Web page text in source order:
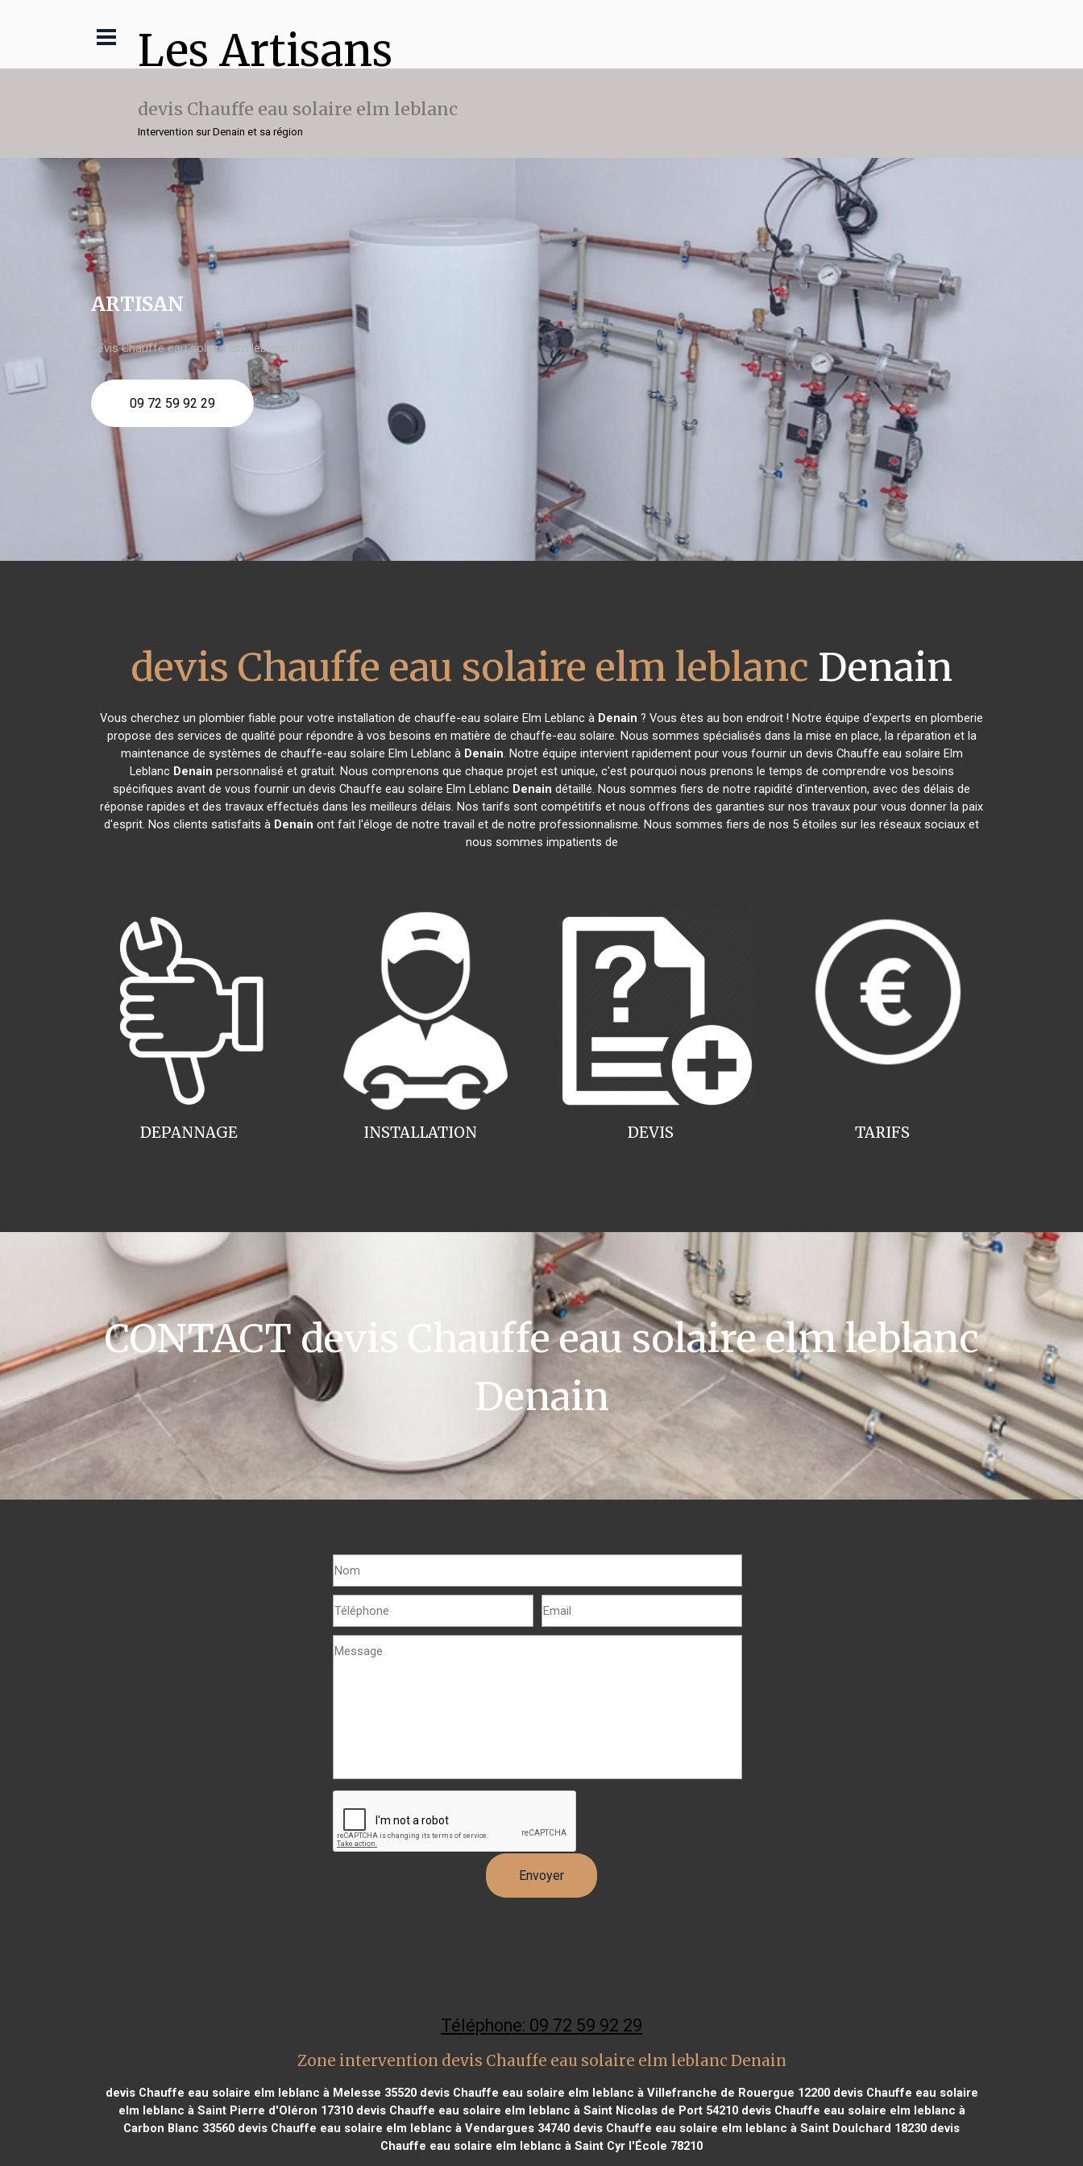
Les Artisans
devis Chauffe eau solaire elm leblanc
Intervention sur Denain et sa région
ARTISAN
devis Chauffe eau solaire elm leblanc Denain
09 72 59 92 29
devis Chauffe eau solaire elm leblanc Denain
Vous cherchez un plombier fiable pour votre installation de chauffe-eau solaire Elm Leblanc à Denain ? Vous êtes au bon endroit ! Notre équipe d'experts en plomberie
propose des services de qualité pour répondre à vos besoins en matière de chauffe-eau solaire. Nous sommes spécialisés dans la mise en place, la réparation et la
maintenance de systèmes de chauffe-eau solaire Elm Leblanc à Denain. Notre équipe intervient rapidement pour vous fournir un devis Chauffe eau solaire Elm
Leblanc Denain personnalisé et gratuit. Nous comprenons que chaque projet est unique, c'est pourquoi nous prenons le temps de comprendre vos besoins
spécifiques avant de vous fournir un devis Chauffe eau solaire Elm Leblanc Denain détaillé. Nous sommes fiers de notre rapidité d'intervention, avec des délais de
réponse rapides et des travaux effectués dans les meilleurs délais. Nos tarifs sont compétitifs et nous offrons des garanties sur nos travaux pour vous donner la paix
d'esprit. Nos clients satisfaits à Denain ont fait l'éloge de notre travail et de notre professionnalisme. Nous sommes fiers de nos 5 étoiles sur les réseaux sociaux et
nous sommes impatients de
INSTALLATION
DEPANNAGE TARIFS
DEVIS
CONTACT devis Chauffe eau solaire elm leblanc
Denain
Téléphone: 09 72 59 92 29
Zone intervention devis Chauffe eau solaire elm leblanc Denain
devis Chauffe eau solaire elm leblanc à Melesse 35520devis Chauffe eau solaire elm leblanc à Villefranche de Rouergue 12200devis Chauffe eau solaire
elm leblanc à Saint Pierre d'Oléron 17310devis Chauffe eau solaire elm leblanc à Saint Nicolas de Port 54210devis Chauffe eau solaire elm leblanc à
Carbon Blanc 33560 devis Chauffe eau solaire elm leblanc à Vendargues 34740 devis Chauffe eau solaire elm leblanc à Saint Doulchard 18230 devis
Chauffe eau solaire elm leblanc à Saint Cyr l'École 78210